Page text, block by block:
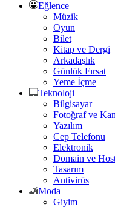
Eğlence
Müzik
Oyun
Bilet
Kitap ve Dergi
Arkadaşlık
Günlük Fırsat
Yeme İçme
Teknoloji
Bilgisayar
Fotoğraf ve
Yazılım
Cep Telefonu
Elektronik
Domain ve
Tasarım
Antivirüs
Moda
Giyim